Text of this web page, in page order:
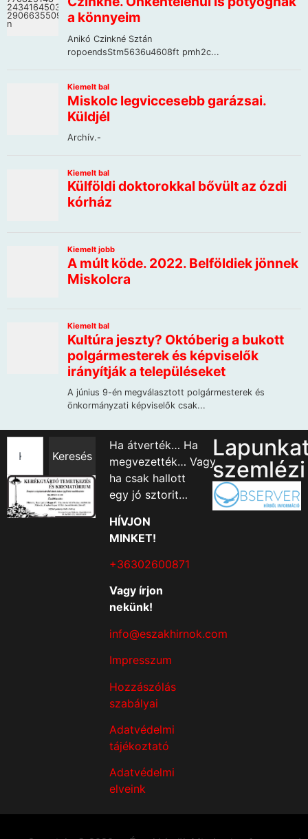
Keresés
Ha átverték… Ha
megvezették… Vagy
ha csak hallott
egy jó sztorit…
HÍVJON
MINKET!
+36302600871
Vagy írjon
nekünk!
info@eszakhirnok.com
Impresszum
Hozzászólás
szabályai
Adatvédelmi
tájékoztató
Adatvédelmi
elveink
szemlézi